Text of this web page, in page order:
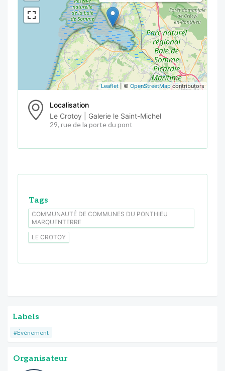
Leaflet | © OpenStreetMapcontributors
Localisation
Le Crotoy | Galerie le Saint-Michel
29, rue de la porte du pont
Tags
COMMUNAUTÉ DE COMMUNES DU PONTHIEU
MARQUENTERRE
LE CROTOY
Labels
#Événement
Organisateur